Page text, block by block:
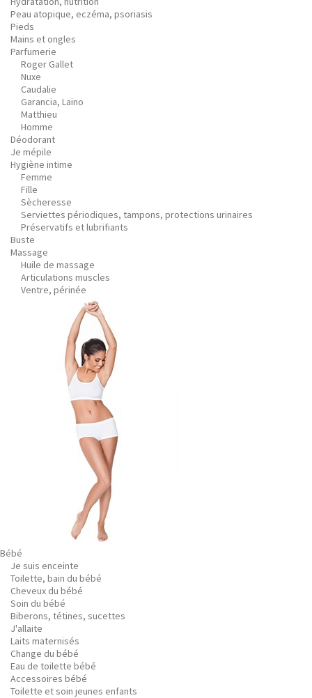
Peau atopique, eczéma, psoriasis
Pieds
Mains et ongles
Parfumerie
Roger Gallet
Nuxe
Caudalie
Garancia, Laino
Matthieu
Homme
Déodorant
Je mépile
Hygiène intime
Femme
Fille
Sècheresse
Serviettes périodiques, tampons, protections urinaires
Préservatifs et lubrifiants
Buste
Massage
Huile de massage
Articulations muscles
Ventre, périnée
Bébé
Je suis enceinte
Toilette, bain du bébé
Cheveux du bébé
Soin du bébé
Biberons, tétines, sucettes
J'allaite
Laits maternisés
Change du bébé
Eau de toilette bébé
Accessoires bébé
Toilette et soin jeunes enfants